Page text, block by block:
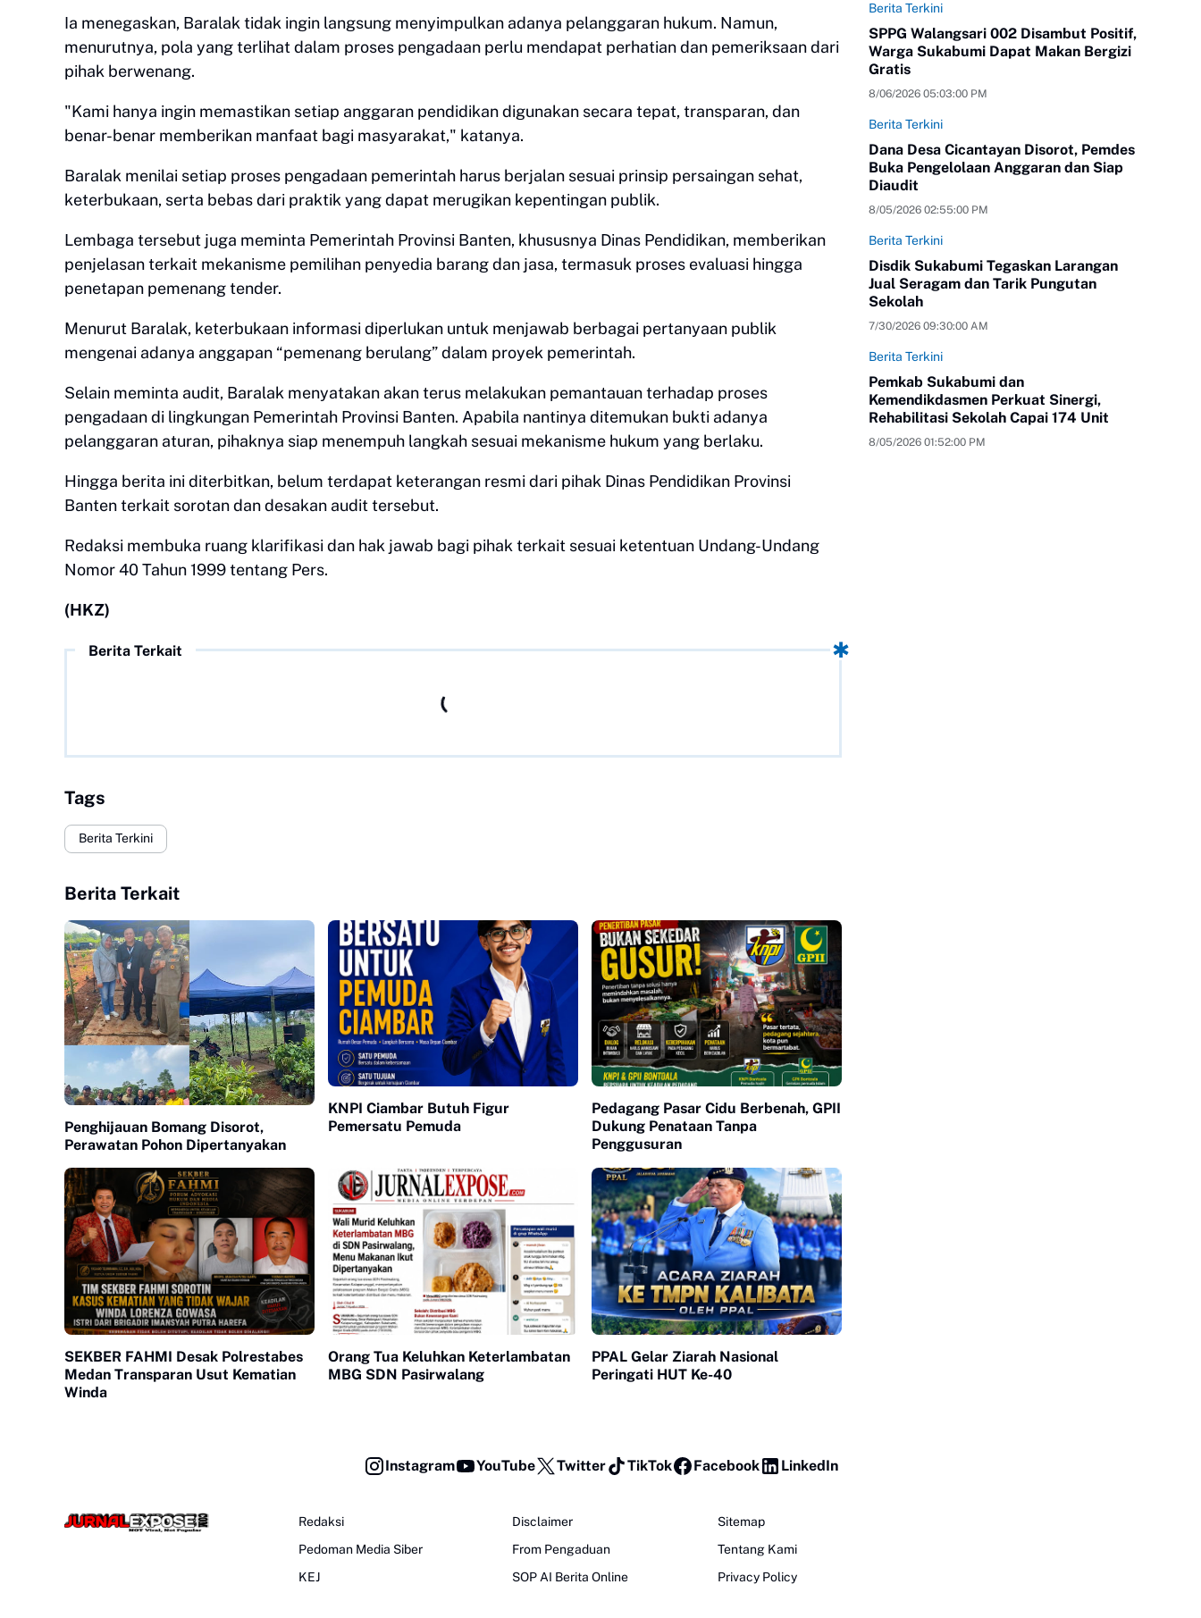
Ia menegaskan, Baralak tidak ingin langsung menyimpulkan adanya pelanggaran hukum. Namun,
menurutnya, pola yang terlihat dalam proses pengadaan perlu mendapat perhatian dan pemeriksaan dari
pihak berwenang.
"Kami hanya ingin memastikan setiap anggaran pendidikan digunakan secara tepat, transparan, dan
benar-benar memberikan manfaat bagi masyarakat," katanya.
Baralak menilai setiap proses pengadaan pemerintah harus berjalan sesuai prinsip persaingan sehat,
keterbukaan, serta bebas dari praktik yang dapat merugikan kepentingan publik.
Lembaga tersebut juga meminta Pemerintah Provinsi Banten, khususnya Dinas Pendidikan, memberikan
penjelasan terkait mekanisme pemilihan penyedia barang dan jasa, termasuk proses evaluasi hingga
penetapan pemenang tender.
Menurut Baralak, keterbukaan informasi diperlukan untuk menjawab berbagai pertanyaan publik
mengenai adanya anggapan “pemenang berulang” dalam proyek pemerintah.
Selain meminta audit, Baralak menyatakan akan terus melakukan pemantauan terhadap proses
pengadaan di lingkungan Pemerintah Provinsi Banten. Apabila nantinya ditemukan bukti adanya
pelanggaran aturan, pihaknya siap menempuh langkah sesuai mekanisme hukum yang berlaku.
Hingga berita ini diterbitkan, belum terdapat keterangan resmi dari pihak Dinas Pendidikan Provinsi
Banten terkait sorotan dan desakan audit tersebut.
Redaksi membuka ruang klarifikasi dan hak jawab bagi pihak terkait sesuai ketentuan Undang-Undang
Nomor 40 Tahun 1999 tentang Pers.
(HKZ)
Berita Terkait
Tags
Berita Terkini
Berita Terkait
Penghijauan Bomang Disorot,
Perawatan Pohon Dipertanyakan
KNPI Ciambar Butuh Figur
Pemersatu Pemuda
Pedagang Pasar Cidu Berbenah, GPII
Dukung Penataan Tanpa
Penggusuran
SEKBER FAHMI Desak Polrestabes
Medan Transparan Usut Kematian
Winda
Orang Tua Keluhkan Keterlambatan
MBG SDN Pasirwalang
PPAL Gelar Ziarah Nasional
Peringati HUT Ke-40
Berita Terkini
SPPG Walangsari 002 Disambut Positif,
Warga Sukabumi Dapat Makan Bergizi
Gratis
8/06/2026 05:03:00 PM
Berita Terkini
Dana Desa Cicantayan Disorot, Pemdes
Buka Pengelolaan Anggaran dan Siap
Diaudit
8/05/2026 02:55:00 PM
Berita Terkini
Disdik Sukabumi Tegaskan Larangan
Jual Seragam dan Tarik Pungutan
Sekolah
7/30/2026 09:30:00 AM
Berita Terkini
Pemkab Sukabumi dan
Kemendikdasmen Perkuat Sinergi,
Rehabilitasi Sekolah Capai 174 Unit
8/05/2026 01:52:00 PM
Instagram YouTube Twitter TikTok Facebook LinkedIn
Redaksi
Pedoman Media Siber
KEJ
Disclaimer
From Pengaduan
SOP AI Berita Online
Sitemap
Tentang Kami
Privacy Policy